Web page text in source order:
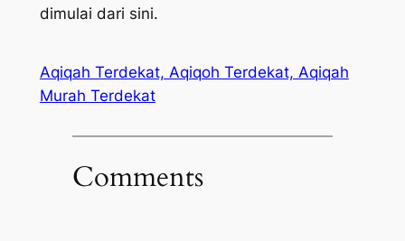
dimulai dari sini.
Aqiqah Terdekat, Aqiqoh Terdekat, Aqiqah
Murah Terdekat
Comments